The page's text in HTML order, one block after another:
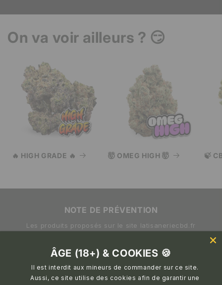
On va voir ailleurs ? 😏
🔥 HIGH GRADE 🔥 🤯 OMEG HIGH 🤯 🍃
NOTE DE PRÉVENTION
Les produits proposés sur le site latisaneriecbd.fr
consommation peut altérer la vigilance et la capacité
à conduire. Il est recommandé de ne pas conduire
après avoir consommé du CBD ou du THC.
ÂGE (18+) & COOKIES 🍪
Il est interdit aux mineurs de commander sur ce site.
Aussi, ce site utilise des cookies afin de garantir une